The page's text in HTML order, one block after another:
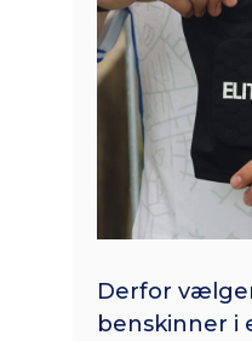
Derfor
benskinner i